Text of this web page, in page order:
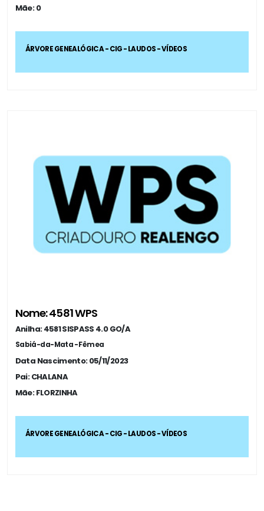
Mãe: 0
ÁRVORE GENEALÓGICA - CIG - LAUDOS - VÍDEOS
Nome: 4581 WPS
Anilha: 4581 SISPASS 4.0 GO/A
Sabiá-da-Mata - Fêmea
Data Nascimento: 05/11/2023
Pai: CHALANA
Mãe: FLORZINHA
ÁRVORE GENEALÓGICA - CIG - LAUDOS - VÍDEOS